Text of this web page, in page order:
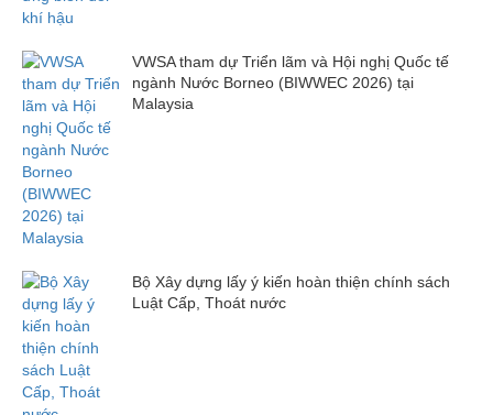
VWSA tham dự Triển lãm và Hội nghị Quốc tế
ngành Nước Borneo (BIWWEC 2026) tại
Malaysia
Bộ Xây dựng lấy ý kiến hoàn thiện chính sách
Luật Cấp, Thoát nước